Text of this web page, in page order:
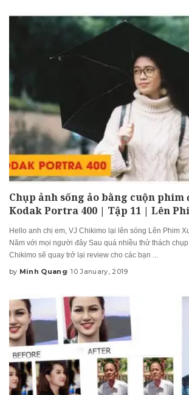
Chụp ảnh sống ảo bằng cuộn
Kodak Portra 400 | Tập 11 | Lên
Hello anh chị em, VJ Chikimo lại lên sóng Lên Phim
Năm với mọi người đây Sau quá nhiều thử thách
Chikimo sẽ quay trở lại review cho các bạn ...
Posted
by Minh Quang 10 January, 2019